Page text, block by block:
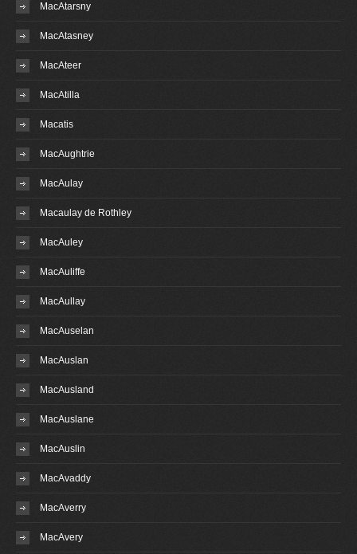
MacAtarsny
MacAtasney
MacAteer
MacAtilla
Macatis
MacAughtrie
MacAulay
Macaulay de Rothley
MacAuley
MacAuliffe
MacAullay
MacAuselan
MacAuslan
MacAusland
MacAuslane
MacAuslin
MacAvaddy
MacAverry
MacAvery